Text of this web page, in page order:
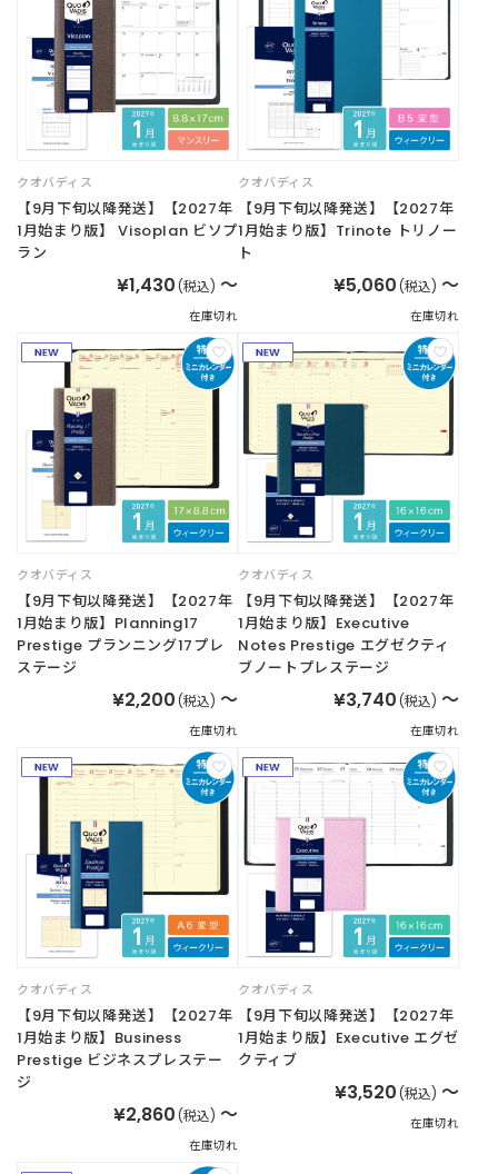
F
a
c
o
クオバディス
【9月下旬以降発送】【2027年
1月始まり版】 Visoplan ビソプ
ラン
¥1,430 (税込) ～
在庫切れ
クオバディス
【9月下旬以降発送】【2027年
1月始まり版】Trinote トリノー
ト
¥5,060 (税込) ～
在庫切れ
クオバディス
【9月下旬以降発送】【2027年
1月始まり版】Planning17
Prestige プランニング17プレ
ステージ
¥2,200 (税込) ～
在庫切れ
クオバディス
【9月下旬以降発送】【2027年
1月始まり版】Executive
Notes Prestige エグゼクティ
ブノートプレステージ
¥3,740 (税込) ～
在庫切れ
クオバディス
【9月下旬以降発送】【2027年
1月始まり版】Business
Prestige ビジネスプレステー
ジ
¥2,860 (税込) ～
在庫切れ
クオバディス
【9月下旬以降発送】【2027年
1月始まり版】Executive エグゼ
クティブ
¥3,520 (税込) ～
在庫切れ